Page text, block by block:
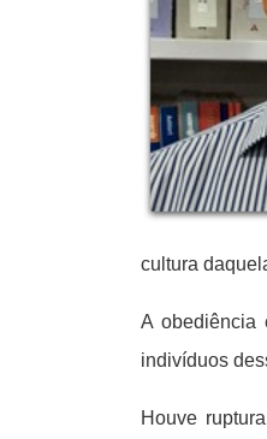
cultura
A obediência
indivíduos
Houve